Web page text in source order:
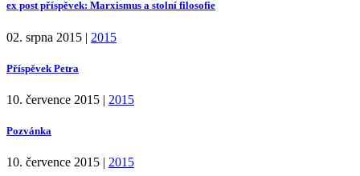
ex post příspěvek: Marxismus a stolní filosofie
02. srpna 2015 | 2015
Příspěvek Petra
10. července 2015 | 2015
Pozvánka
10. července 2015 | 2015